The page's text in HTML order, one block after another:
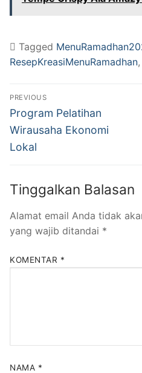
Tagged
ResepKreasiMenuRamadhan,
PREVIOUS
Program Pelatihan
Wirausaha Ekonomi
Lokal
Tinggalkan Balasan
Alamat email Anda tidak
yang wajib ditandai *
KOMENTAR *
NAMA *